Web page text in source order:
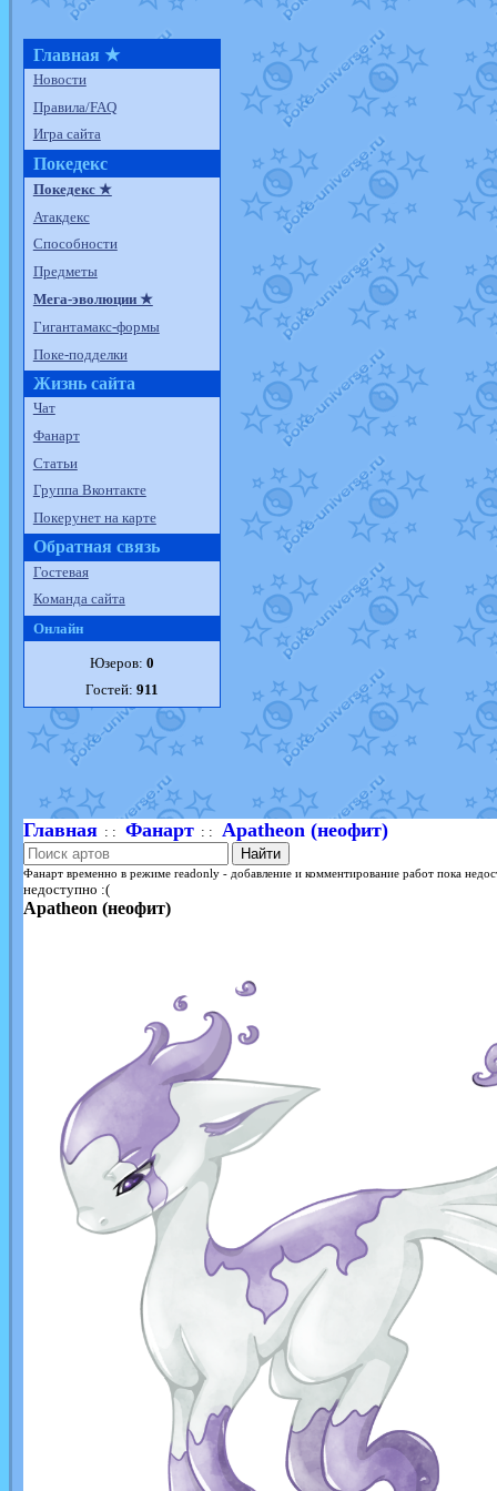
Главная ★
Новости
Правила/FAQ
Игра сайта
Покедекс
Покедекс ★
Атакдекс
Способности
Предметы
Мега-эволюции ★
Гигантамакс-формы
Поке-подделки
Жизнь сайта
Чат
Фанарт
Статьи
Группа Вконтакте
Покерунет на карте
Обратная связь
Гостевая
Команда сайта
Онлайн
Юзеров: 0
Гостей: 911
Главная: : Фанарт: : Apatheon (неофит)
Найти
Фанарт временно в режиме readonly - добавление и комментирование работ пока
недоступно :(
Apatheon (неофит)